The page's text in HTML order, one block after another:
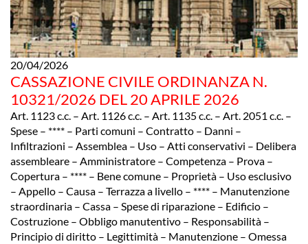
20/04/2026
CASSAZIONE CIVILE ORDINANZA N.
10321/2026 DEL 20 APRILE 2026
Art. 1123 c.c. – Art. 1126 c.c. – Art. 1135 c.c. – Art. 2051 c.c. –
Spese – **** – Parti comuni – Contratto – Danni –
Infiltrazioni – Assemblea – Uso – Atti conservativi – Delibera
assembleare – Amministratore – Competenza – Prova –
Copertura – **** – Bene comune – Proprietà – Uso esclusivo
– Appello – Causa – Terrazza a livello – **** – Manutenzione
straordinaria – Cassa – Spese di riparazione – Edificio –
Costruzione – Obbligo manutentivo – Responsabilità –
Principio di diritto – Legittimità – Manutenzione – Omessa